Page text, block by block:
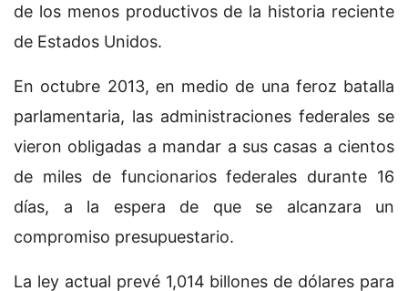
de los menos productivos de la historia reciente
de Estados Unidos.
En octubre 2013, en medio de una feroz batalla
parlamentaria, las administraciones federales se
vieron obligadas a mandar a sus casas a cientos
de miles de funcionarios federales durante 16
días, a la espera de que se alcanzara un
compromiso presupuestario.
La ley actual prevé 1,014 billones de dólares para